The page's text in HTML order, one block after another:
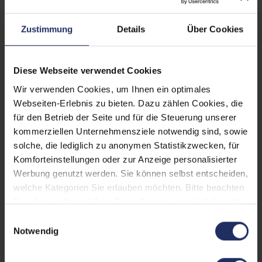
Zustimmung Details Über Cookies
Diese Webseite verwendet Cookies
Wir verwenden Cookies, um Ihnen ein optimales
Webseiten-Erlebnis zu bieten. Dazu zählen Cookies, die
für den Betrieb der Seite und für die Steuerung unserer
kommerziellen Unternehmensziele notwendig sind, sowie
solche, die lediglich zu anonymen Statistikzwecken, für
Komforteinstellungen oder zur Anzeige personalisierter
Werbung genutzt werden. Sie können selbst entscheiden,
welche Kategorien Sie erlauben möchten. Bitte beachten
Sie, dass aufgrund Ihrer Einstellungen, womöglich nicht
Weitere Informationen finden Sie in
Notwendig
Pixelabstand: 0,270 mm
Helligkeit: 250 cd/m²
Seitenverhältnis: 16:10
Reaktionszeit: 5 ms
Kontrast:
Blickwinkel: 170°/160°
Ergonomie: Höhenverstellbar , Neigbar,